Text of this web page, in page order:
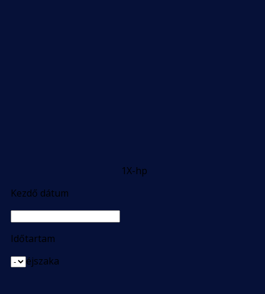
1X-hp
Kezdő dátum
Időtartam
éjszaka